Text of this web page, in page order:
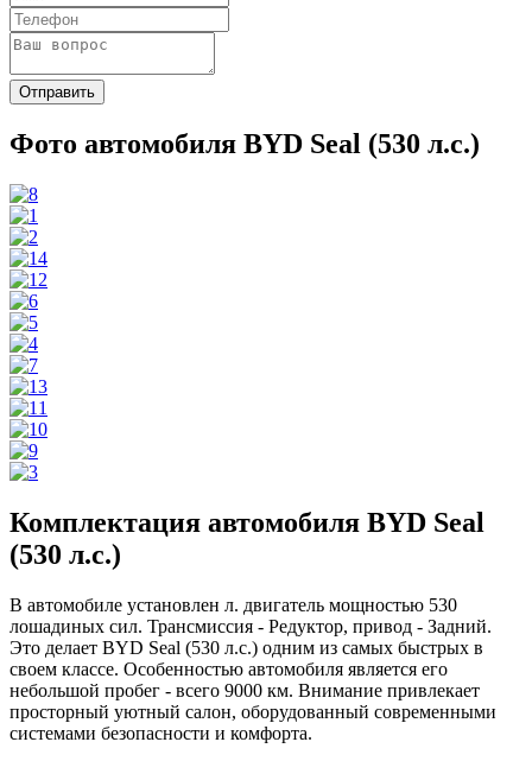
Фото автомобиля BYD Seal (530 л.с.)
Комплектация автомобиля BYD Seal
(530 л.с.)
В автомобиле установлен л. двигатель мощностью 530
лошадиных сил. Трансмиссия - Редуктор, привод - Задний.
Это делает BYD Seal (530 л.с.) одним из самых быстрых в
своем классе. Особенностью автомобиля является его
небольшой пробег - всего 9000 км. Внимание привлекает
просторный уютный салон, оборудованный современными
системами безопасности и комфорта.